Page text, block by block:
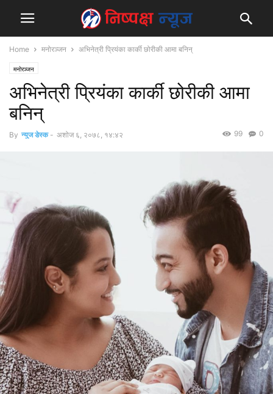
Home मनोरञ्जन अभिनेत्री प्रियंका कार्की छोरीकी आमा बनिन्
मनोरञ्जन
अभिनेत्री प्रियंका कार्की छोरीकी आमा
बनिन्
By न्युज डेस्क - अशोज ६, २०७८, १४:४२ 0
99